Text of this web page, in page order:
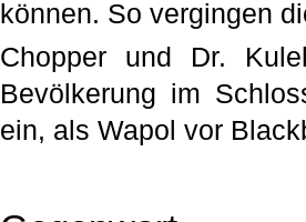
können. So vergingen
Chopper und Dr.
Bevölkerung im
ein, als Wapol vor